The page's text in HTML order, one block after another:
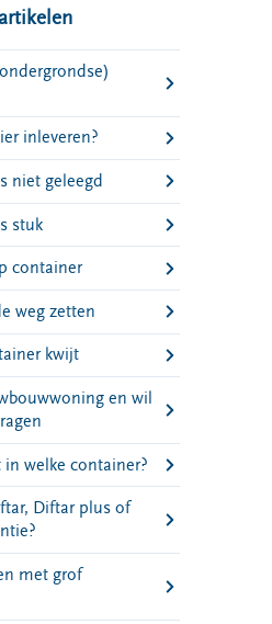
inleveren?
niet geleegd
stuk
container
weg zetten
kwijt
en wil
welke container?
Diftar plus of
met grof